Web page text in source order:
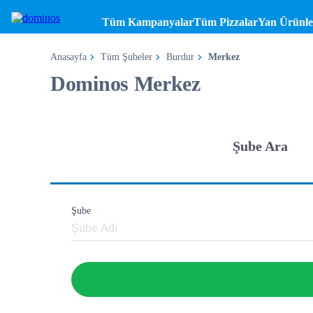
Tüm KampanyalarTüm PizzalarYan
Anasayfa Tüm Şubeler Burdur Merkez
Dominos Merkez
Şube Ara
Şube